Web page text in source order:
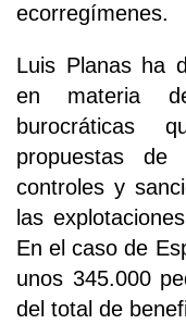
ecorregímenes.
Luis Planas ha
en materia
burocráticas
propuestas
controles y
las
En el caso de
unos 345.000
del total de